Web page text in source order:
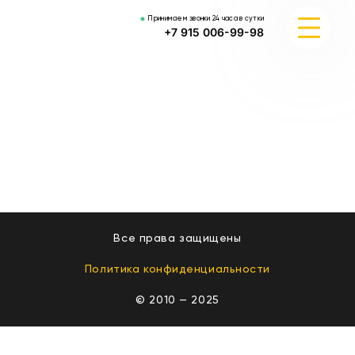
Принимаем звонки 24 часа в сутки
+7 915 006-99-98
КОНТАКТЫ
Все права защищены
Политика конфиденциальности
© 2010 — 2025